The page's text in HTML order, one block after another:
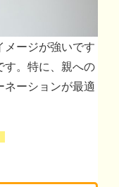
メージが強いです
す。特に、親への
ネーションが最適